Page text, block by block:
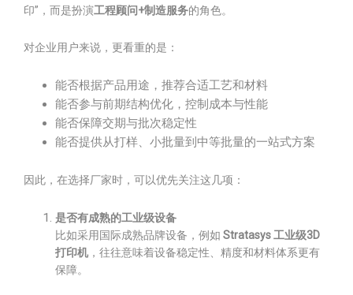
印”，而是扮演工程顾问+制造服务的角色。
对企业用户来说，更看重的是：
能否根据产品用途，推荐合适工艺和材料
能否参与前期结构优化，控制成本与性能
能否保障交期与批次稳定性
能否提供从打样、小批量到中等批量的一站式方案
因此，在选择厂家时，可以优先关注这几项：
是否有成熟的工业级设备
比如采用国际成熟品牌设备，例如 Stratasys 工业级3D
打印机 ，往往意味着设备稳定性、精度和材料体系更有
保障。